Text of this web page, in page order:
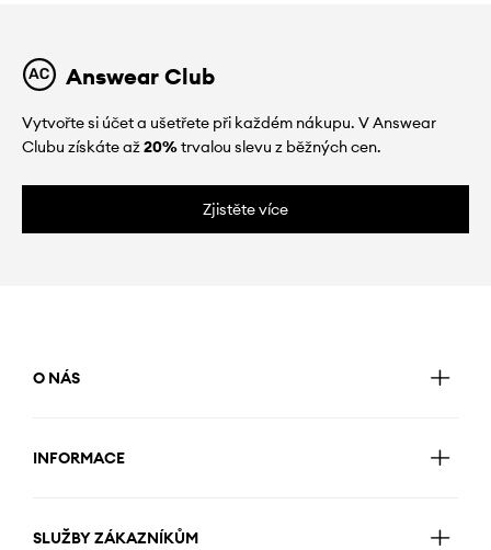
Answear Club
Vytvořte si účet a ušetřete při každém nákupu. V Answear
Clubu získáte až20%trvalou slevu z běžných cen.
Zjistěte více
O NÁS
INFORMACE
SLUŽBY ZÁKAZNÍKŮM